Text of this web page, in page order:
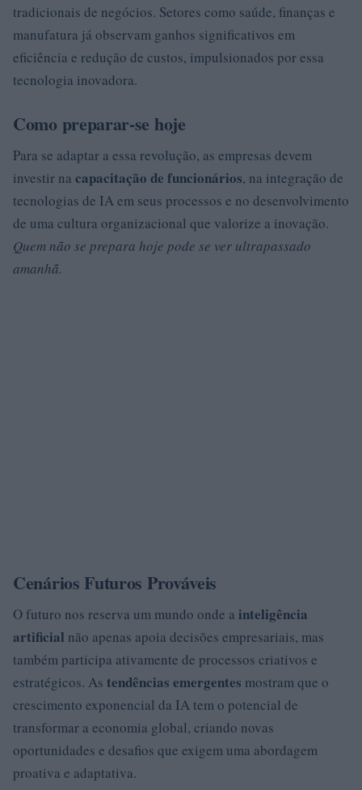
tradicionais de negócios. Setores como saúde, finanças e
manufatura já observam ganhos significativos em
eficiência e redução de custos, impulsionados por essa
tecnologia inovadora.
Como preparar-se hoje
Para se adaptar a essa revolução, as empresas devem
investir na capacitação de funcionários, na integração de
tecnologias de IA em seus processos e no desenvolvimento
de uma cultura organizacional que valorize a inovação.
Quem não se prepara hoje pode se ver ultrapassado
amanhã.
Cenários Futuros Prováveis
O futuro nos reserva um mundo onde a inteligência
artificial não apenas apoia decisões empresariais, mas
também participa ativamente de processos criativos e
estratégicos. As tendências emergentes mostram que o
crescimento exponencial da IA tem o potencial de
transformar a economia global, criando novas
oportunidades e desafios que exigem uma abordagem
proativa e adaptativa.